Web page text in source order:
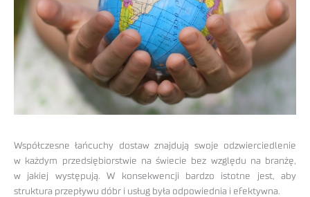
Współczesne łańcuchy dostaw znajdują swoje odzwierciedlenie
w każdym przedsiębiorstwie na świecie bez względu na branżę,
w jakiej występują. W konsekwencji bardzo istotne jest, aby
struktura przepływu dóbr i usług była odpowiednia i efektywna.